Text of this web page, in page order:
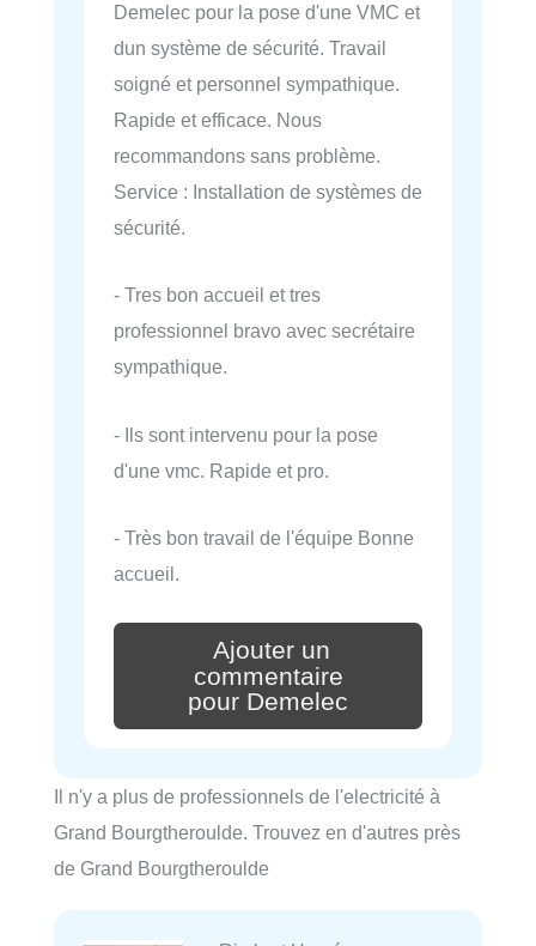
Demelec pour la pose d'une VMC et
dun système de sécurité. Travail
soigné et personnel sympathique.
Rapide et efficace. Nous
recommandons sans problème.
Service : Installation de systèmes de
sécurité.
- Tres bon accueil et tres
professionnel bravo avec secrétaire
sympathique.
- Ils sont intervenu pour la pose
d'une vmc. Rapide et pro.
- Très bon travail de l'équipe Bonne
accueil.
Ajouter un
commentaire
pour Demelec
Il n'y a plus de professionnels de l'electricité à
Grand Bourgtheroulde. Trouvez en d'autres près
de Grand Bourgtheroulde